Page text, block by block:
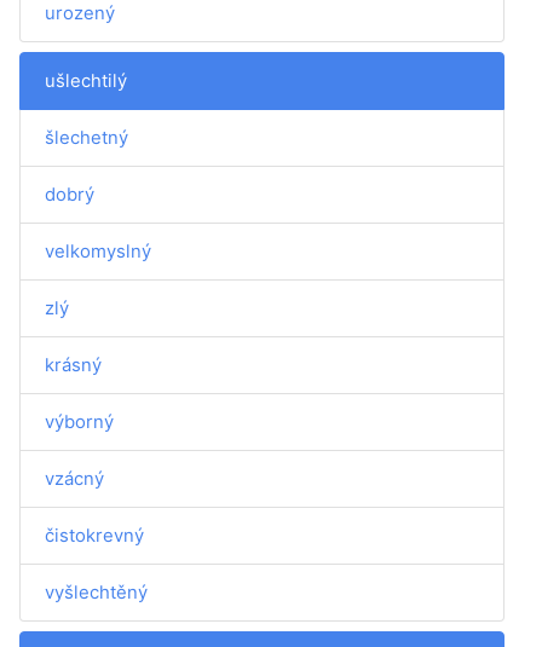
urozený
ušlechtilý
šlechetný
dobrý
velkomyslný
zlý
krásný
výborný
vzácný
čistokrevný
vyšlechtěný